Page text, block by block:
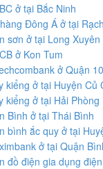
ở tại Bắc Ninh
Đông Á ở tại
sơn ở tại Long Xuyên
ở Kon Tum
ở Quận 10
kiểng ở tại Huyện Củ
kiểng ở tại Hải Phòng
Bình ở tại Thái Bình
bình ắc quy ở tại
ở tại Quận
đồ điện gia dụng